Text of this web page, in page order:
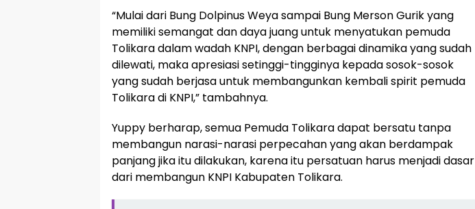
“Mulai dari Bung Dolpinus Weya sampai Bung Merson Gurik yang
memiliki semangat dan daya juang untuk menyatukan pemuda
Tolikara dalam wadah KNPI, dengan berbagai dinamika yang sudah
dilewati, maka apresiasi setinggi-tingginya kepada sosok-sosok
yang sudah berjasa untuk membangunkan kembali spirit pemuda
Tolikara di KNPI,” tambahnya.
Yuppy berharap, semua Pemuda Tolikara dapat bersatu tanpa
membangun narasi-narasi perpecahan yang akan berdampak
panjang jika itu dilakukan, karena itu persatuan harus menjadi dasar
dari membangun KNPI Kabupaten Tolikara.